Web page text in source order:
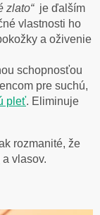
zlato“je ďalším
vlastnosti ho
a oživenie
schopnosťou
pre suchú,
pleť. Eliminuje
rozmanité, že
a vlasov.